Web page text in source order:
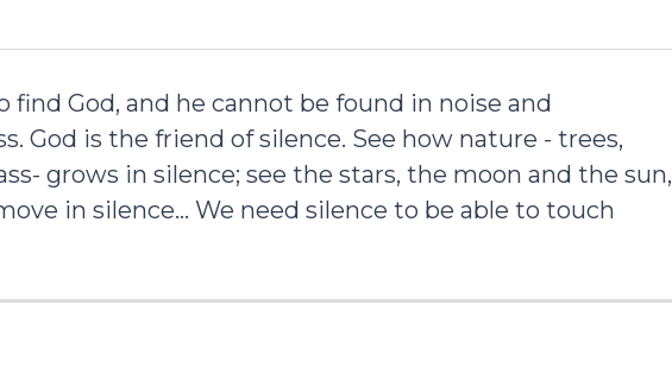
find God, and he cannot be found in noise and
God is the friend of silence. See how nature - trees,
grows in silence; see the stars, the moon and the sun,
in silence... We need silence to be able to touch